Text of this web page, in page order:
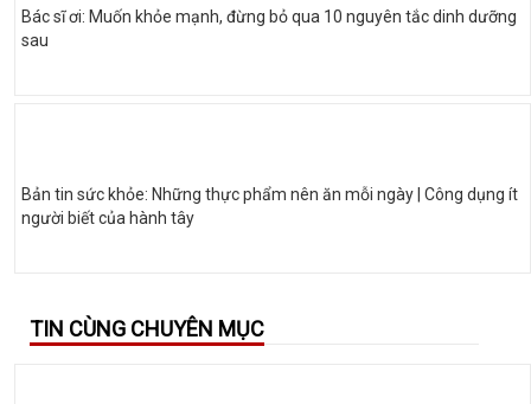
Bác sĩ ơi: Muốn khỏe mạnh, đừng bỏ qua 10 nguyên tắc dinh dưỡng
sau
Bản tin sức khỏe: Những thực phẩm nên ăn mỗi ngày | Công dụng ít
người biết của hành tây
TIN CÙNG CHUYÊN MỤC